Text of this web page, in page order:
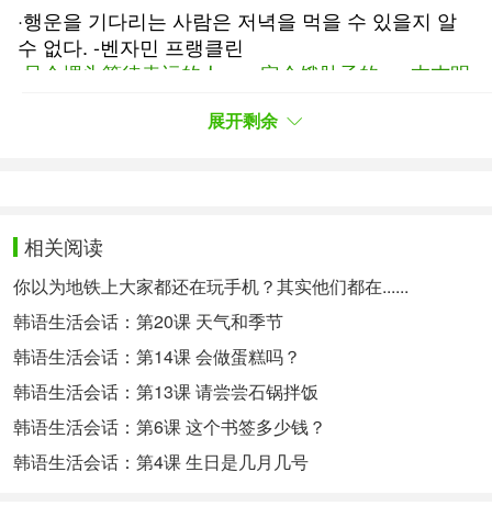
·행운을 기다리는 사람은 저녁을 먹을 수 있을지 알
수 없다. -벤자민 프랭클린
·只会埋头等待幸运的人，一定会饿肚子的。 -本杰明
·불행이야말로 우리의 가장 훌륭한 스승이다. 불행은
·不幸是我们最好的老师，不幸教会了金钱和人的价
值。身处逆境而不堕落，本身就很伟大。 -H.巴尔扎
克
·인간은 누구나 그 자신의 운이나 불운이 만들어 낸
것에 지나지 않는다. -사르스트
·人是由自己的运气或厄运所决定。 -撒斯特
重点词汇：
감각【名词】感觉，感知
展开剩余
相关阅读
你以为地铁上大家都还在玩手机？其实他们都在......
韩语生活会话：第20课 天气和季节
韩语生活会话：第14课 会做蛋糕吗？
韩语生活会话：第13课 请尝尝石锅拌饭
韩语生活会话：第6课 这个书签多少钱？
韩语生活会话：第4课 生日是几月几号